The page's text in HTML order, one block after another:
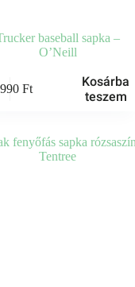
baseball sapka –
O’Neill
Ft
Kosárba
teszem